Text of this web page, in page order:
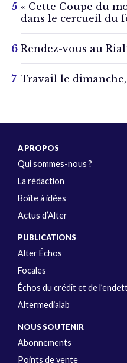
« Cette Coupe du
dans le cercueil du
Rendez-vous au
Travail le dimanche,
A PROPOS
Qui sommes-nous ?
La rédaction
Boîte à idées
Actus d’Alter
PUBLICATIONS
Alter Échos
Focales
Échos du crédit et de
Altermedialab
NOUS SOUTENIR
Abonnements
Points de vente